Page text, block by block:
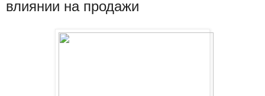
влиянии на продажи